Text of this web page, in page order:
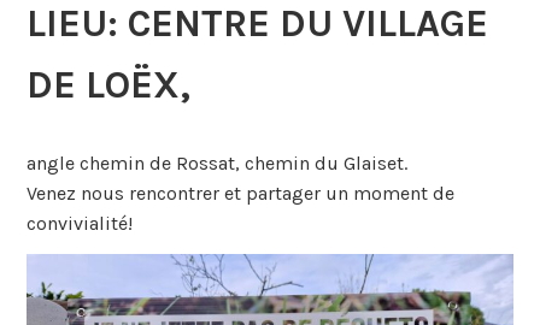
LIEU: CENTRE DU VILLAGE
DE LOËX,
angle chemin de Rossat, chemin du Glaiset.
Venez nous rencontrer et partager un moment de
convivialité!